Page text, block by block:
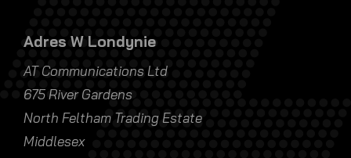
Adres W Londynie
AT Communications Ltd
675 River Gardens
North Feltham Trading Estate
Middlesex